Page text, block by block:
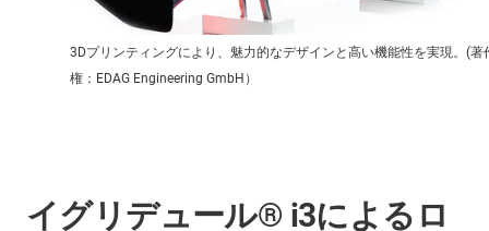
3Dプリンティングにより、魅力的なデザインと高い機能性を実現。(著
権：EDAG Engineering GmbH）
イグリデュール® i3によるロ